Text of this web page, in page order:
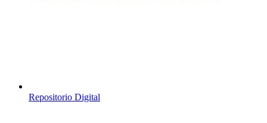
Repositorio Digital